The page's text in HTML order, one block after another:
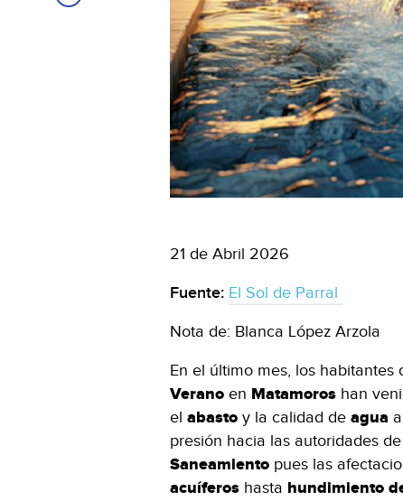
21 de Abril 2026
Fuente: El Sol de Parral
Nota de: Blanca López Arzola
En el último mes, los habitantes
Verano en Matamoros han
el abasto y la calidad de agua
presión hacia las autoridades
Saneamiento pues las
acuíferos hasta hundimiento